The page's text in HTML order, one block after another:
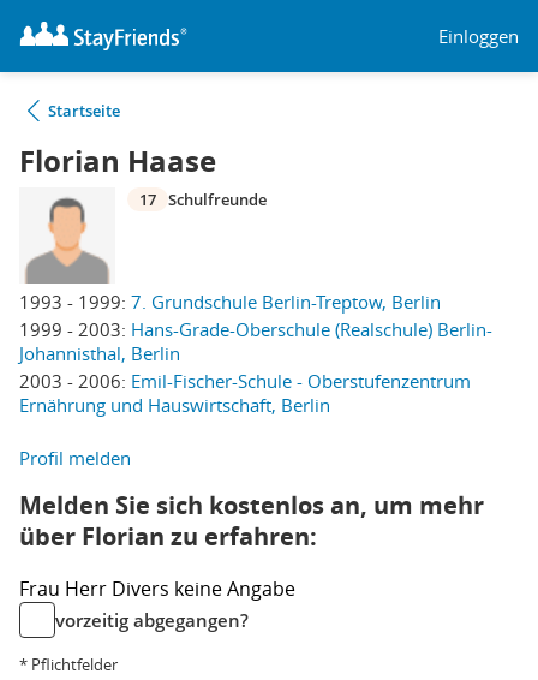
Einloggen
Startseite
Florian Haase
1993 - 1999: 7. Grundschule Berlin-Treptow, Berlin
1999 - 2003: Hans-Grade-Oberschule (Realschule) Berlin-
Johannisthal, Berlin
2003 - 2006: Emil-Fischer-Schule - Oberstufenzentrum
Ernährung und Hauswirtschaft, Berlin
17 Schulfreunde
Profil melden
Melden Sie sich kostenlos an, um mehr
über Florian zu erfahren:
Frau Herr Divers keine Angabe
vorzeitig abgegangen?
* Pflichtfelder